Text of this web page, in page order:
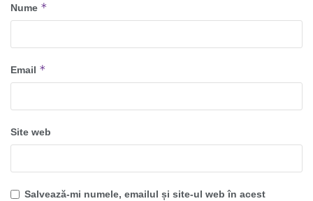
Nume *
Email *
Site web
Salvează-mi numele, emailul și site-ul web în acest